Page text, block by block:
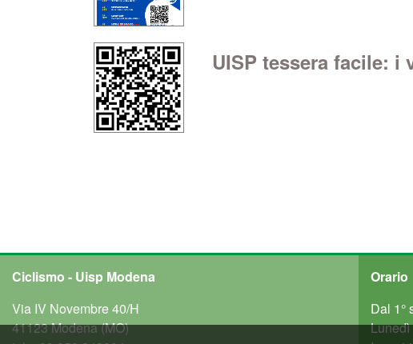
UISP tessera facile: i
Ciclismo - Uisp Modena
Via IV Novembre 40/H
41123 Modena (MO)
Orario
Dal 1°